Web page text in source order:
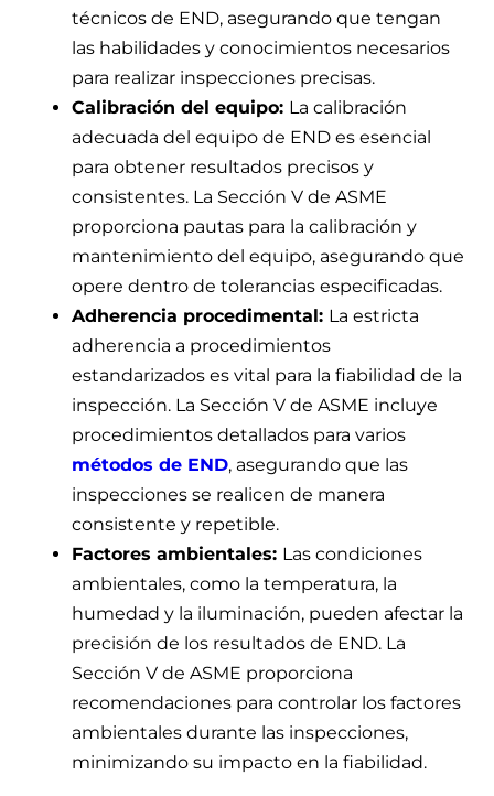
técnicos de END, asegurando que tengan
las habilidades y conocimientos necesarios
para realizar inspecciones precisas.
Calibración del equipo: La calibración
adecuada del equipo de END es esencial
para obtener resultados precisos y
consistentes. La Sección V de ASME
proporciona pautas para la calibración y
mantenimiento del equipo, asegurando que
opere dentro de tolerancias especificadas.
Adherencia procedimental: La estricta
adherencia a procedimientos
estandarizados es vital para la fiabilidad de la
inspección. La Sección V de ASME incluye
procedimientos detallados para varios
métodos de END, asegurando que las
inspecciones se realicen de manera
consistente y repetible.
Factores ambientales: Las condiciones
ambientales, como la temperatura, la
humedad y la iluminación, pueden afectar la
precisión de los resultados de END. La
Sección V de ASME proporciona
recomendaciones para controlar los factores
ambientales durante las inspecciones,
minimizando su impacto en la fiabilidad.